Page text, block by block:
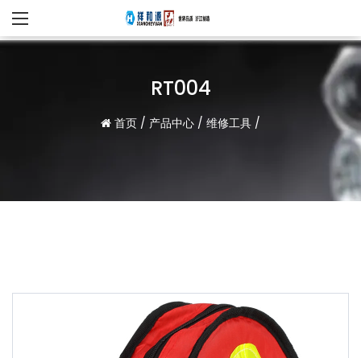
RT004
首页 / 产品中心 / 维修工具 /